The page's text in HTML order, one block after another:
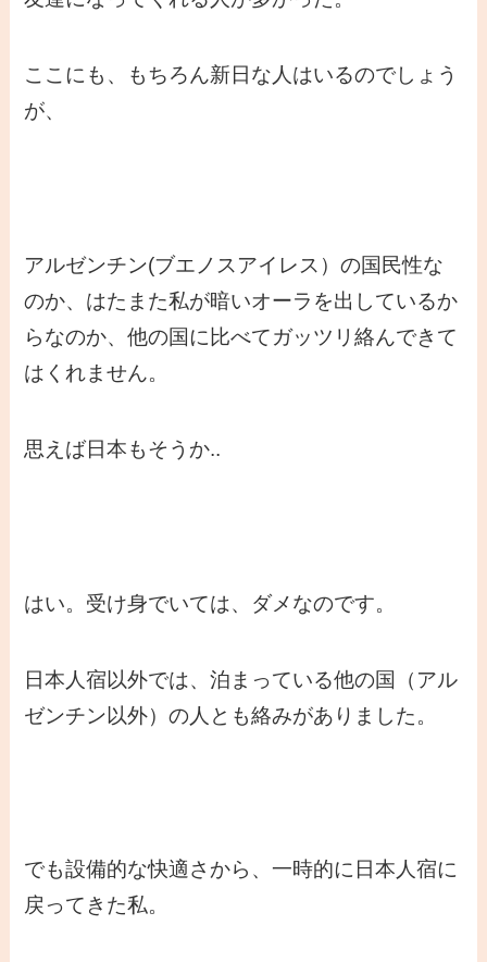
ここにも、もちろん新日な人はいるのでしょう
が、
アルゼンチン(ブエノスアイレス）の国民性な
のか、はたまた私が暗いオーラを出しているか
らなのか、他の国に比べてガッツリ絡んできて
はくれません。
思えば日本もそうか..
はい。受け身でいては、ダメなのです。
日本人宿以外では、泊まっている他の国（アル
ゼンチン以外）の人とも絡みがありました。
でも設備的な快適さから、一時的に日本人宿に
戻ってきた私。